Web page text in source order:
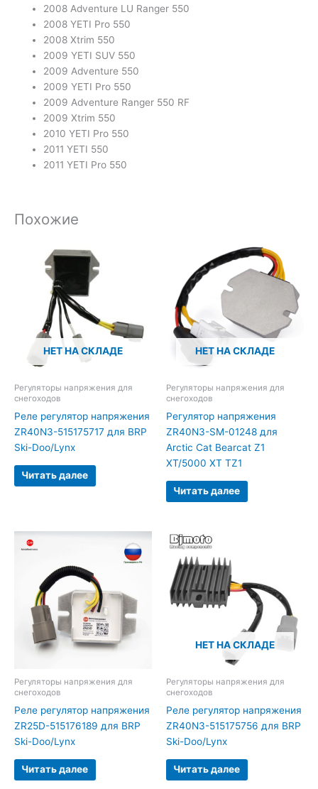
2008 Adventure LU Ranger 550
2008 YETI Pro 550
2008 Xtrim 550
2009 YETI SUV 550
2009 Adventure 550
2009 YETI Pro 550
2009 Adventure Ranger 550 RF
2009 Xtrim 550
2010 YETI Pro 550
2011 YETI 550
2011 YETI Pro 550
Похожие
НЕТ НА СКЛАДЕ
Регуляторы напряжения для
снегоходов
Реле регулятор напряжения
ZR40N3-515175717 для BRP
Ski-Doo/Lynx
Читать далее
НЕТ НА СКЛАДЕ
Регуляторы напряжения для
снегоходов
Регулятор напряжения
ZR40N3-SM-01248 для
Arctic Cat Bearcat Z1
XT/5000 XT TZ1
Читать далее
Регуляторы напряжения для
снегоходов
Реле регулятор напряжения
ZR25D-515176189 для BRP
Ski-Doo/Lynx
Читать далее
НЕТ НА СКЛАДЕ
Регуляторы напряжения для
снегоходов
Реле регулятор напряжения
ZR40N3-515175756 для BRP
Ski-Doo/Lynx
Читать далее